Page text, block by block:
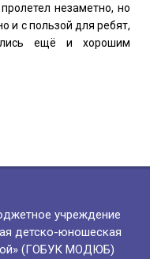
незаметно, но
и с пользой для ребят,
ещё и хорошим
учреждение
детско-юношеская
(ГОБУК МОДЮБ)